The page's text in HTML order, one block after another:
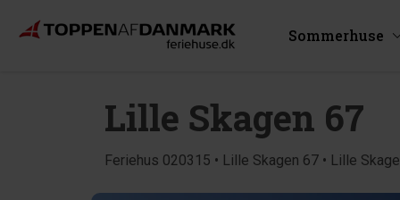
Sommerhuse
Lille Skagen 67
Feriehus 020315 • Lille Skagen 67 • Lille